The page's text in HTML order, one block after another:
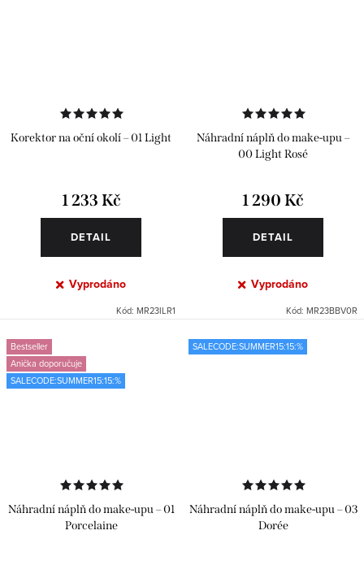
Korektor na oční okolí – 01 Light
1 233 Kč
DETAIL
Vyprodáno
Kód: MR23ILR1
Náhradní náplň do make-upu –
00 Light Rosé
1 290 Kč
DETAIL
Vyprodáno
Kód: MR23BBV0R
Bestseller
Anička doporučuje
SALECODE:SUMMER15:15:%
Náhradní náplň do make-upu – 01
Porcelaine
SALECODE:SUMMER15:15:%
Náhradní náplň do make-upu – 03
Dorée